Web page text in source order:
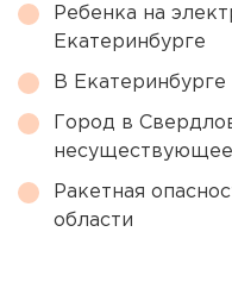
Ребенка на
Екатеринбурге
В
Город в
Ракетная
области